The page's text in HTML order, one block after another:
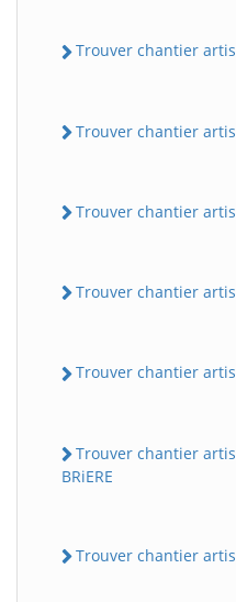
Trouver chantier
Trouver chantier
Trouver chantier
Trouver chantier
Trouver chantier
Trouver chantier
BRiERE
Trouver chantier